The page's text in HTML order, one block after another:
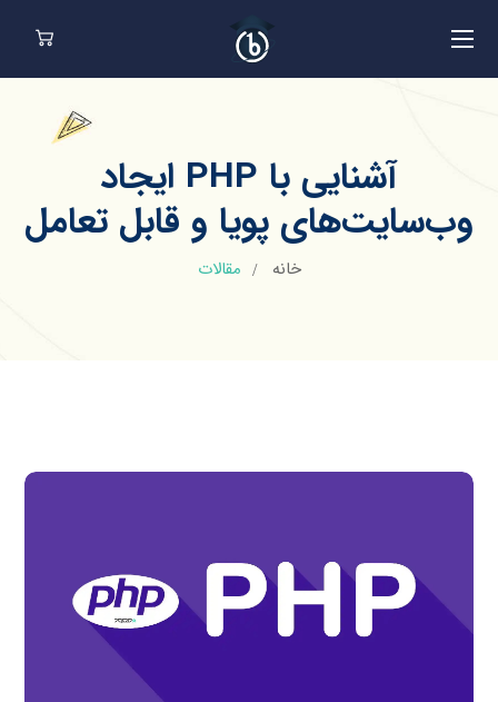
آشنایی با PHP ایجاد
وب‌سایت‌های پویا و قابل تعامل
خانه مقالات